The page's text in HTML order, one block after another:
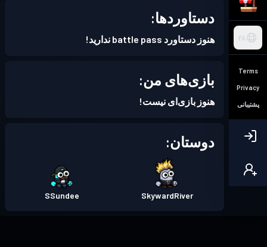
FA
Terms
Privacy
پشتیبانی
دستاوردها:
هنوز دستاورد battle pass ندارید!
بازی‌های من:
هنوز بازی‌ای نیست!
دوستان:
SkywardRiver
SSundee